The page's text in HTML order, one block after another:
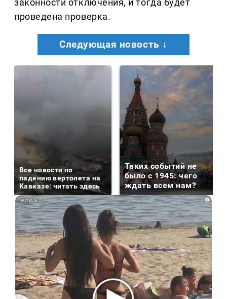
проведена проверка.
Следующая новость ↓
Все новости по
падению вертолета на
Кавказе: читать здесь
Таких событий не
было с 1945: чего
ждать всем нам?
i